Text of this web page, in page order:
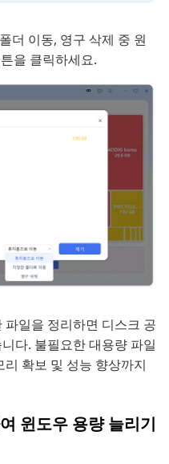
더 이동, 영구 삭제 중 원
을 클릭하세요.
일을 정리하면 디스크 공
다. 불필요한 대용량 파일
확보 및 성능 향상까지
윈도우 용량 늘리기